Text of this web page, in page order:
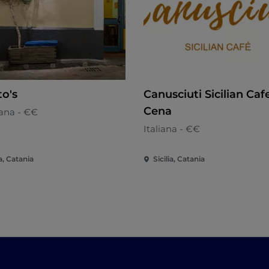
- €€
Catania
Canusciuti Sicilian
Cena
Italiana - €€
Sicilia, Catania